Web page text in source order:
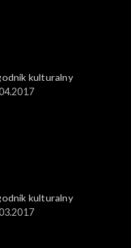
kulturalny
kulturalny